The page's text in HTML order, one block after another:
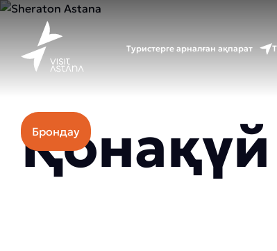
Туристерге арналған ақпарат
Бағасы: 70000 тг.
Брондау